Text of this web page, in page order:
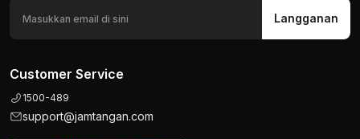
Langganan
Customer Service
1500-489
support@jamtangan.com